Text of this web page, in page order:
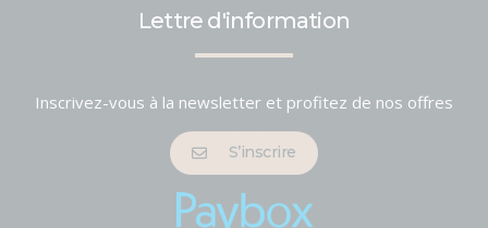
Lettre d'information
Inscrivez-vous à la newsletter et profitez de nos offres
S’inscrire